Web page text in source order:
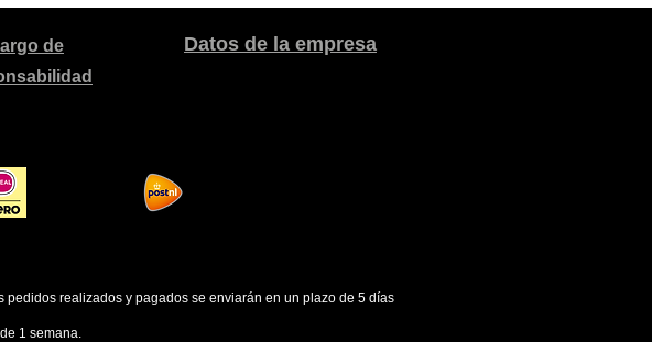
de
Datos de la empresa
realizados y pagados se enviarán en un plazo de 5 días
1 semana.